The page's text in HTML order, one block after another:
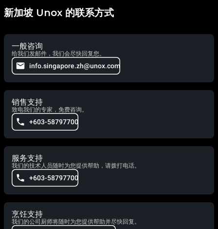
新加坡 Unox 的联系方式
一般咨询
给我们发邮件，我们会尽快回复您。
info.singapore.zh@unox.com
销售支持
致电我们的专家，免费咨询。
+603-58797700
服务支持
我们的技术人员随时为您提供帮助，请拨打电话。
+603-58797700
烹饪支持
我们的公司厨师将随时为您提供帮助并尽快回复。